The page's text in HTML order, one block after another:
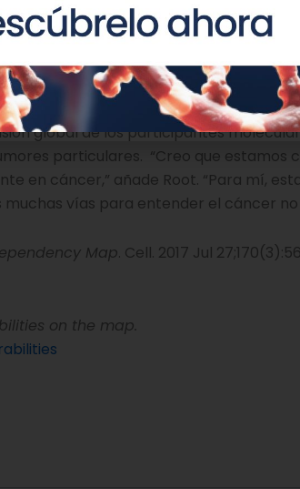
señala David Root, director del
Broad del MIT y Harvard, y uno
¿cómo de específica es para
segura en las personas?
global de los participantes
particulares. “Creo que estamos
en cáncer,” añade Root. “Para mí,
vías para entender el cáncer no
Map. Cell. 2017 Jul
on the map.